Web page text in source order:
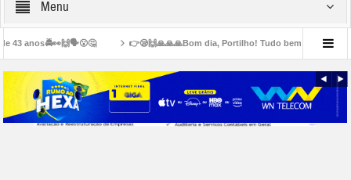
Menu
👉😪🙌🙏🙏🙏Bom dia, Portilho! Tudo bem? 👉📢😪😞💊🙌🙏👏🤝Venho
em cima das calçadas 👉🏻🚧👍🏻👏🏻🤝✍🏻👏🏻👏🏻🛣️ Secretaria de